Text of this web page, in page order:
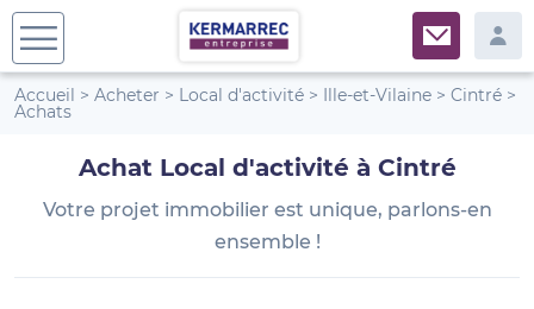
Accueil > Acheter > Local d'activité > Ille-et-Vilaine > Cintré >
Achats
Achat Local d'activité à Cintré
Votre projet immobilier est unique, parlons-en
ensemble !